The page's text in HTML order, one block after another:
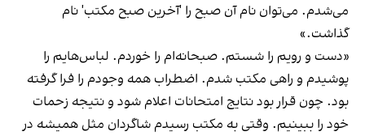
می‌شدم. می‌توان نام آن صبح را 'آخرین صبح مکتب' نام
گذاشت.»
«دست و رویم را شستم. صبحانه‌ام را خوردم. لباس‌هایم را
پوشیدم و راهی مکتب شدم. اضطراب همه وجودم را فرا گرفته
بود. چون قرار بود نتایج امتحانات اعلام شود و نتیجه زحمات
خود را ببینیم. وقتی به مکتب رسیدم شاگردان مثل همیشه در